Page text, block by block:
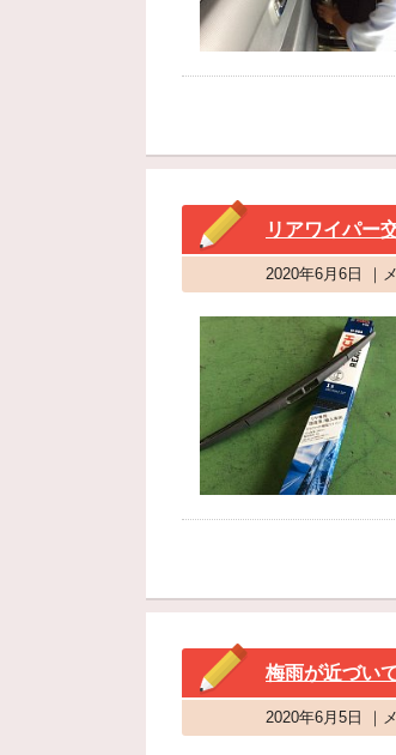
リアワイパー
2020年6月6日 ｜
梅雨が近づい
2020年6月5日 ｜